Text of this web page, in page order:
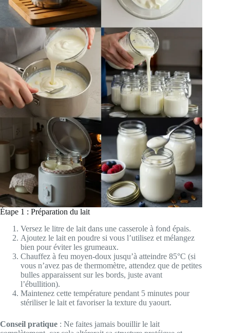
Étape 1 : Préparation du lait
Versez le litre de lait dans une casserole à fond épais.
Ajoutez le lait en poudre si vous l’utilisez et mélangez
bien pour éviter les grumeaux.
Chauffez à feu moyen-doux jusqu’à atteindre 85°C (si
vous n’avez pas de thermomètre, attendez que de petites
bulles apparaissent sur les bords, juste avant
l’ébullition).
Maintenez cette température pendant 5 minutes pour
stériliser le lait et favoriser la texture du yaourt.
Conseil pratique : Ne faites jamais bouillir le lait